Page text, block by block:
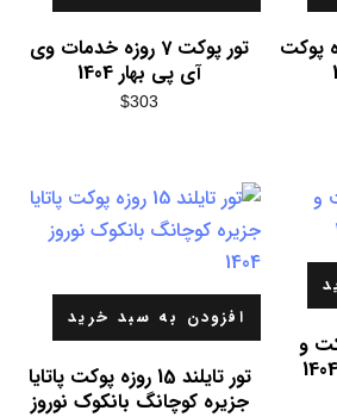
ترکیبی 8 روزه پوکت
تور پوکت 7 روزه خدمات وی
آی پی بهار 1404
$303
و
افزودن به سبد خرید
تور تایلند 15 روزه پوکت پاتایا
جزیره کوچانگ بانکوک نوروز